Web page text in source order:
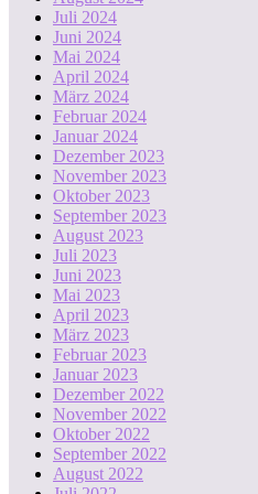
Juli 2024
Juni 2024
Mai 2024
April 2024
März 2024
Februar 2024
Januar 2024
Dezember 2023
November 2023
Oktober 2023
September 2023
August 2023
Juli 2023
Juni 2023
Mai 2023
April 2023
März 2023
Februar 2023
Januar 2023
Dezember 2022
November 2022
Oktober 2022
September 2022
August 2022